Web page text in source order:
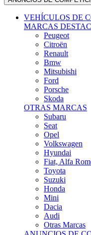
VEHÍCULOS DE
MARCAS
Peugeot
Citroën
Renault
Bmw
Mitsubishi
Ford
Porsche
Skoda
OTRAS MARCAS
Subaru
Seat
Opel
Volkswagen
Hyundai
Fiat, Alfa
Toyota
Suzuki
Honda
Mini
Dacia
Audi
Otras Marcas
ANUNCIOS DE
Compra De